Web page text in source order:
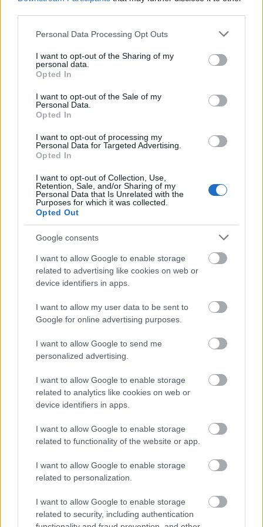
Please note that this website/app uses one or more Google
not limited to your visit or usage behaviour. You may click to
grant or deny consent to Google and its third-party tags to
use your data for below specified purposes in below Google
consent section.
Personal Data Processing Opt Outs
I want to opt-out of the Sharing of my
personal data.
Opted In
I want to opt-out of the Sale of my
Personal Data.
Opted In
I want to opt-out of processing my
Personal Data for Targeted Advertising.
Opted In
I want to opt-out of Collection, Use,
Retention, Sale, and/or Sharing of my
Personal Data that Is Unrelated with the
Purposes for which it was collected.
Opted Out
Google consents
I want to allow Google to enable storage
related to advertising like cookies on web or
device identifiers in apps.
I want to allow my user data to be sent to
Google for online advertising purposes.
I want to allow Google to send me
personalized advertising.
I want to allow Google to enable storage
related to analytics like cookies on web or
device identifiers in apps.
I want to allow Google to enable storage
related to functionality of the website or app.
I want to allow Google to enable storage
related to personalization.
I want to allow Google to enable storage
related to security, including authentication
ΑΣΕΠ: Εξ αποστάσεως η πιο Εύκολη
Πιστοποίηση Υπολογιστών σε 2
μέρες
Μάθε πρώτος όλες τις σημαντικές
ειδήσεις.
Βάλε το proson.gr στα αποτελέσματα
Δημοφιλείς Ειδήσεις
ΑΣΕΠ: Αυτές είναι οι δύο επόμενες
προκηρύξεις «μαμούθ» (με μόρια)
ΑΣΕΠ: Νέος γραπτός διαγωνισμός -
Μόνιμοι στο υπουργείο Εξωτερικών
Αλλάζουν τα χαρτονομίσματα ευρώ –